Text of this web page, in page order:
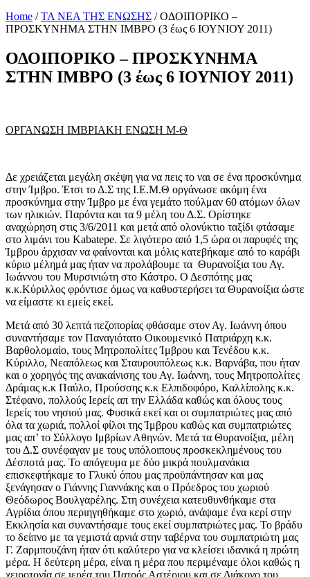
Home /ΤΑ ΝΕΑ ΤΗΣ ΕΝΩΣΗΣ /ΟΔΟΙΠΟΡΙΚΟ –
ΠΡΟΣΚΥΝΗΜΑ ΣΤΗΝ ΙΜΒΡΟ (3 έως 6 ΙΟΥΝΙΟΥ 2011)
ΟΔΟΙΠΟΡΙΚΟ – ΠΡΟΣΚΥΝΗΜΑ
ΣΤΗΝ ΙΜΒΡΟ (3 έως 6 ΙΟΥΝΙΟΥ 2011)
ΟΡΓΑΝΩΣΗ ΙΜΒΡΙΑΚΗ ΕΝΩΣΗ Μ-Θ
Δε χρειάζεται μεγάλη σκέψη για να πεις το ναι σε ένα προσκύνημα
στην Ίμβρο. Έτσι το Δ.Σ της Ι.Ε.Μ.Θ οργάνωσε ακόμη ένα
προσκύνημα στην Ίμβρο με ένα γεμάτο πούλμαν 60 ατόμων όλων
των ηλικιών. Παρόντα και τα 9 μέλη του Δ.Σ. Ορίστηκε
αναχώρηση στις 3/6/2011 και μετά από ολονύκτιο ταξίδι φτάσαμε
στο λιμάνι του Kabatepe. Σε λιγότερο από 1,5 ώρα οι παρυφές της
Ίμβρου άρχισαν να φαίνονται και μόλις κατεβήκαμε από το καράβι
κύριο μέλημά μας ήταν να προλάβουμε τα Θυρανοίξια του Αγ.
Ιωάννου του Μυρσινιώτη στο Κάστρο. Ο Δεσπότης μας
κ.κ.Κύριλλος φρόντισε όμως να καθυστερήσει τα Θυρανοίξια ώστε
να είμαστε κι εμείς εκεί.
Μετά από 30 λεπτά πεζοπορίας φθάσαμε στον Αγ. Ιωάννη όπου
συναντήσαμε τον Παναγιότατο Οικουμενικό Πατριάρχη κ.κ.
Βαρθολομαίο, τους Μητροπολίτες Ίμβρου και Τενέδου κ.κ.
Κύριλλο, Νεαπόλεως και Σταυρουπόλεως κ.κ. Βαρνάβα, που ήταν
και ο χορηγός της ανακαίνισης του Αγ. Ιωάννη, τους Μητροπολίτες
Δράμας κ.κ Παύλο, Προύσσης κ.κ Ελπιδοφόρο, Καλλίπολης κ.κ.
Στέφανο, πολλούς Ιερείς απ την Ελλάδα καθώς και όλους τους
Ιερείς του νησιού μας. Φυσικά εκεί και οι συμπατριώτες μας από
όλα τα χωριά, πολλοί φίλοι της Ίμβρου καθώς και συμπατριώτες
μας απ’ το Σύλλογο Ιμβρίων Αθηνών. Μετά τα Θυρανοίξια, μέλη
του Δ.Σ συνέφαγαν με τους υπόλοιπους προσκεκλημένους του
Δέσποτά μας. Το απόγευμα με δύο μικρά πουλμανάκια
επισκεφτήκαμε το Γλυκύ όπου μας προϋπάντησαν και μας
ξενάγησαν ο Γιάννης Γιαννάκης και ο Πρόεδρος του χωριού
Θεόδωρος Βουλγαρέλης. Στη συνέχεια κατευθυνθήκαμε στα
Αγρίδια όπου περιηγηθήκαμε στο χωριό, ανάψαμε ένα κερί στην
Εκκλησία και συναντήσαμε τους εκεί συμπατριώτες μας. Το βράδυ
το δείπνο με τα γεμιστά αρνιά στην ταβέρνα του συμπατριώτη μας
Γ. Ζαρμπουζάνη ήταν ότι καλύτερο για να κλείσει ιδανικά η πρώτη
μέρα. Η δεύτερη μέρα, είναι η μέρα που περιμέναμε όλοι καθώς η